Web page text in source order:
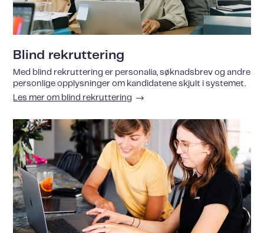
Blind rekruttering
Med blind rekruttering er personalia, søknadsbrev og andre
personlige opplysninger om kandidatene skjult i systemet.
Les mer om blind rekruttering